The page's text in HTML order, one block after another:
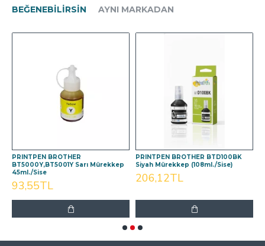
BEĞENEBILIRSIN AYNI MARKADAN
PRINTPEN BROTHER
BT5000Y,BT5001Y Sarı Mürekkep
45ml./Sise
93,55TL
PRINTPEN BROTHER BTD100BK
Siyah Mürekkep (108ml./Sise)
206,12TL